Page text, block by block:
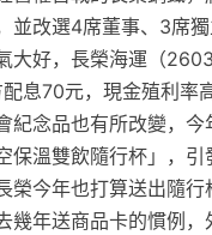
並改選4席董事、3席獨
大好，長榮海運（
息70元，現金殖利率
紀念品也有所改變，今
保溫雙飲隨行杯」，引
榮今年也打算送出隨行
幾年送商品卡的慣例，